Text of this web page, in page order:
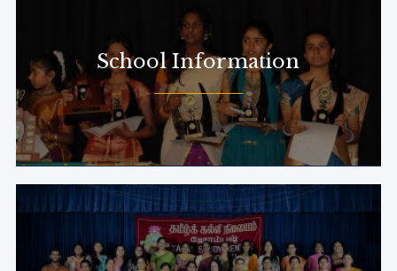
School Information